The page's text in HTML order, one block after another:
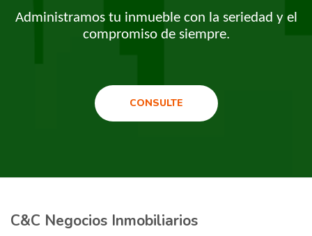
Administramos tu inmueble con la seriedad y el
compromiso de siempre.
CONSULTE
C&C Negocios Inmobiliarios